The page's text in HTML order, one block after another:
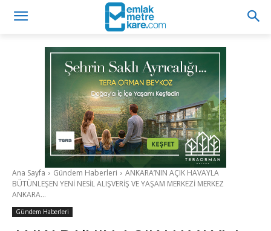
Ana Sayfa Gündem Haberleri
ANKARA’NIN AÇIK HAVAYLA
BÜTÜNLEŞEN YENİ NESİL ALIŞVERİŞ VE YAŞAM MERKEZİ MERKEZ
ANKARA...
Gündem Haberleri